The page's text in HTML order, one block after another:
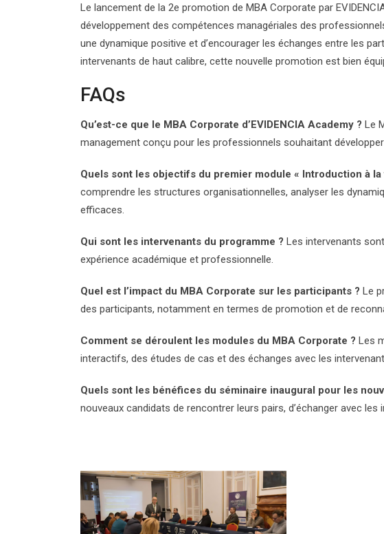
Le lancement de la 2e promotion de MBA Corporate par
développement des compétences managériales des
une dynamique positive et d’encourager les échanges entre les
intervenants de haut calibre, cette nouvelle promotion est bien
FAQs
Qu’est-ce que le MBA Corporate d’EVIDENCIA Academy ? Le
management conçu pour les professionnels souhaitant
Quels sont les objectifs du premier module « Introduction à
comprendre les structures organisationnelles, analyser les
efficaces.
Qui sont les intervenants du programme ? Les intervenants
expérience académique et professionnelle.
Quel est l’impact du MBA Corporate sur les participants ? Le
des participants, notamment en termes de promotion et de
Comment se déroulent les modules du MBA Corporate ? Les
interactifs, des études de cas et des échanges avec les
Quels sont les bénéfices du séminaire inaugural pour les
nouveaux candidats de rencontrer leurs pairs, d’échanger avec